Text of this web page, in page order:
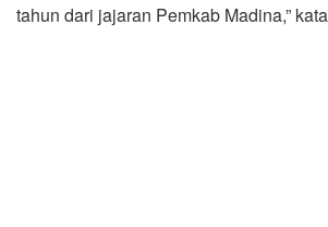
tahun dari jajaran Pemkab Madina,”